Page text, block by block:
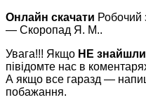
Онлайн скачати Робочий
— Скоропад Я. М..
Увага!!! Якщо НЕ знайшли
півідомте нас в
А якщо все гаразд —
побажання.